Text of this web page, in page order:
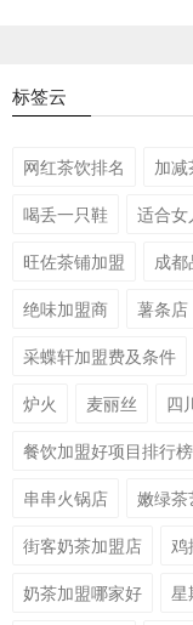
标签云
网红茶饮排名 加
喝丢一只鞋
适合女
旺佐茶铺加盟
成
绝味加盟商
薯条店
采蝶轩加盟费及条件
炉火
麦丽丝 四
餐饮加盟好项目排行榜
串串火锅店
嫩绿茶
街客奶茶加盟店
奶茶加盟哪家好
星